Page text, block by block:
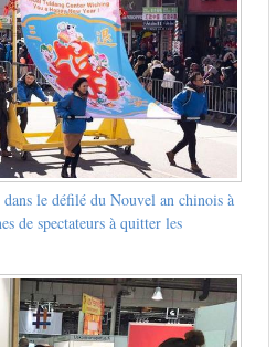
le défilé du Nouvel an chinois à
de spectateurs à quitter les